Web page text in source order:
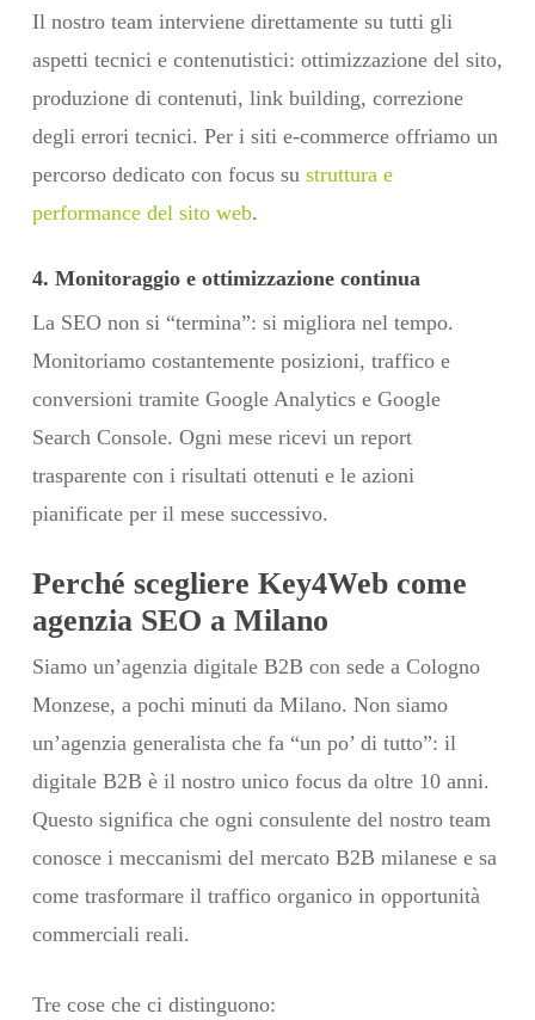
Il nostro team interviene direttamente su tutti gli
aspetti tecnici e contenutistici: ottimizzazione del sito,
produzione di contenuti, link building, correzione
degli errori tecnici. Per i siti e-commerce offriamo un
percorso dedicato con focus su struttura e
performance del sito web.
4. Monitoraggio e ottimizzazione continua
La SEO non si “termina”: si migliora nel tempo.
Monitoriamo costantemente posizioni, traffico e
conversioni tramite Google Analytics e Google
Search Console. Ogni mese ricevi un report
trasparente con i risultati ottenuti e le azioni
pianificate per il mese successivo.
Perché scegliere Key4Web come
agenzia SEO a Milano
Siamo un’agenzia digitale B2B con sede a Cologno
Monzese, a pochi minuti da Milano. Non siamo
un’agenzia generalista che fa “un po’ di tutto”: il
digitale B2B è il nostro unico focus da oltre 10 anni.
Questo significa che ogni consulente del nostro team
conosce i meccanismi del mercato B2B milanese e sa
come trasformare il traffico organico in opportunità
commerciali reali.
Tre cose che ci distinguono: